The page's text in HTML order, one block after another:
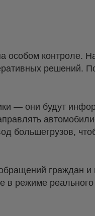
особом контроле.
решений.
— они будут
большегрузов,
граждан и
в режиме